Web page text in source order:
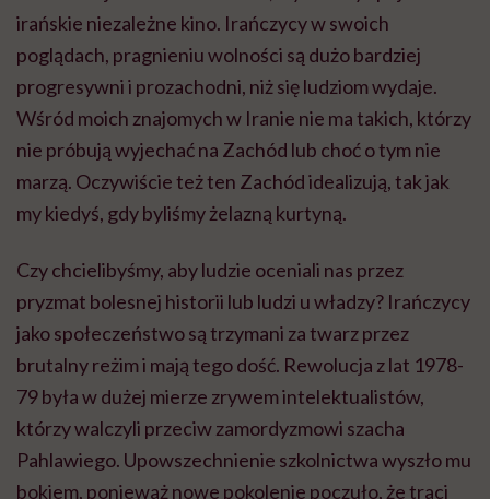
irańskie niezależne kino. Irańczycy w swoich
poglądach, pragnieniu wolności są dużo bardziej
progresywni i prozachodni, niż się ludziom wydaje.
Wśród moich znajomych w Iranie nie ma takich, którzy
nie próbują wyjechać na Zachód lub choć o tym nie
marzą. Oczywiście też ten Zachód idealizują, tak jak
my kiedyś, gdy byliśmy żelazną kurtyną.
Czy chcielibyśmy, aby ludzie oceniali nas przez
pryzmat bolesnej historii lub ludzi u władzy? Irańczycy
jako społeczeństwo są trzymani za twarz przez
brutalny reżim i mają tego dość. Rewolucja z lat 1978-
79 była w dużej mierze zrywem intelektualistów,
którzy walczyli przeciw zamordyzmowi szacha
Pahlawiego. Upowszechnienie szkolnictwa wyszło mu
bokiem, ponieważ nowe pokolenie poczuło, że traci